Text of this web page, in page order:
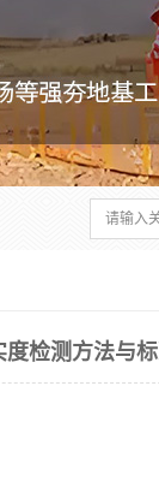
检测方法与